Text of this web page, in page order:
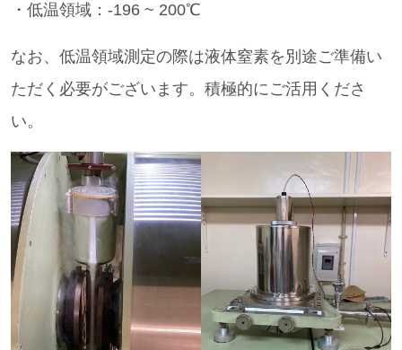
・低温領域：-196 ~ 200℃
なお、低温領域測定の際は液体窒素を別途ご準備い
ただく必要がございます。積極的にご活用くださ
い。